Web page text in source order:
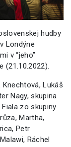
hudby
Londýne
v “jeho”
(21.10.2022).
Lukáš
Nagy, skupina
zo skupiny
Martha,
Petr
Ráchel